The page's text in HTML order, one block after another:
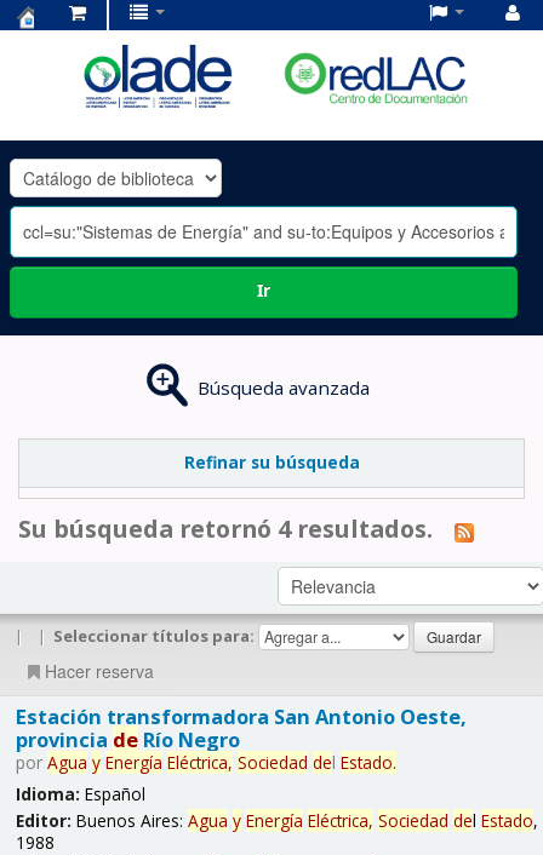
OLADE
-
Ir
Búsqueda avanzada
Refinar su búsqueda
Su búsqueda retornó 4 resultados.
| | Seleccionar títulos para:
Hacer reserva
Estación transformadora San Antonio Oeste,
provincia deRío Negro
por Agua y Energía Eléctrica, Sociedad del Estado.
Idioma: Español
Editor: Buenos Aires: Agua y Energía Eléctrica, Sociedad del Estado,
1988